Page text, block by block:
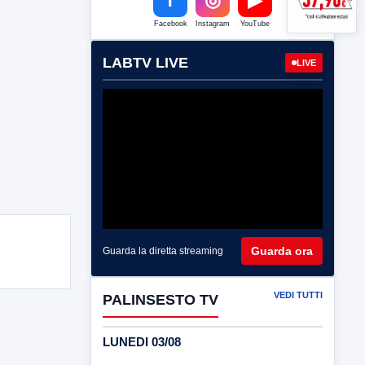
Facebook Instagram YouTube
LABTV LIVE LIVE
Guarda la diretta streaming Guarda ora
PALINSESTO TV VEDI TUTTI
LUNEDI 03/08